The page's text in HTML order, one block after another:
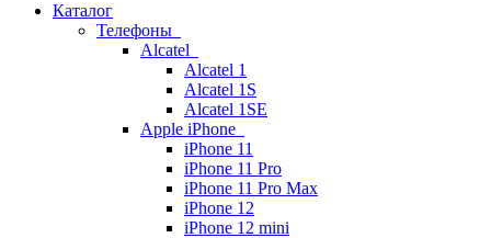
Каталог
Телефоны
Alcatel
Alcatel 1
Alcatel 1S
Alcatel 1SE
Apple iPhone
iPhone 11
iPhone 11 Pro
iPhone 11 Pro Max
iPhone 12
iPhone 12 mini